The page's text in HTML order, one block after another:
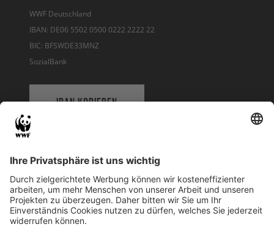
WWF Deutschland
IBAN: DE06 5502 0500 0222 2222 22
BIC: BFSWDE33MNZ
SozialBank
IBAN KOPIEREN
WWF Deutschland
Reinhardtstr. 18
10117 Berlin